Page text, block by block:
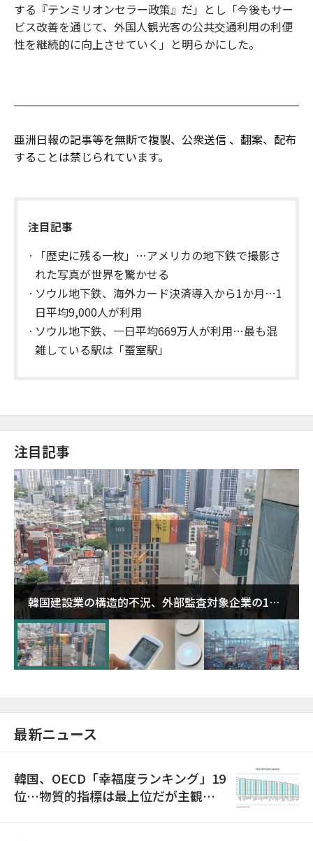
する『テンミリオンセラー政策』だ」とし「今後もサー
ビス改善を通じて、外国人観光客の公共交通利用の利便
性を継続的に向上させていく」と明らかにした。
亜洲日報の記事等を無断で複製、公衆送信 、翻案、配布
することは禁じられています。
注目記事
「歴史に残る一枚」…アメリカの地下鉄で撮影さ
れた写真が世界を驚かせる
ソウル地下鉄、海外カード決済導入から1か月…1
日平均9,000人が利用
ソウル地下鉄、一日平均669万人が利用…最も混
雑している駅は「蚕室駅」
注目記事
韓国建設業の構造的不況、外部監査対象企業の1割
超が「ゾンビ企業」に…5年で2.8倍増
最新ニュース
韓国、OECD「幸福度ランキング」19
位…物質的指標は最上位だが主観的